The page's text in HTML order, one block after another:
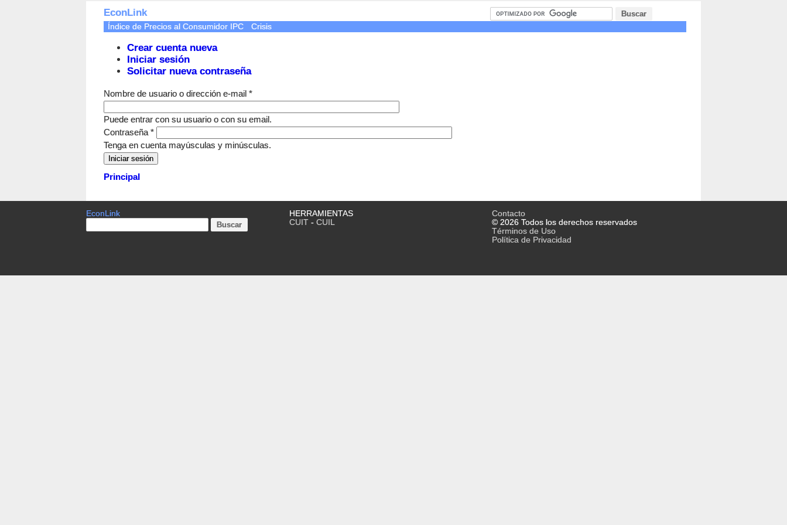
EconLink
Crear cuenta nueva
Iniciar sesión
Solicitar nueva contraseña
Índice de Precios al Consumidor IPC Crisis
Nombre de usuario o dirección e-mail *
Puede entrar con su usuario o con su email.
Contraseña *
Tenga en cuenta mayúsculas y minúsculas.
Principal
EconLink
HERRAMIENTAS
CUIT- CUIL
Contacto
© 2026 Todos los derechos reservados
Términos de Uso
Política de Privacidad